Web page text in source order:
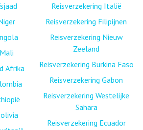
Afrika
Reisverzekering Italië
Reisverzekering Filipijnen
Reisverzekering Nieuw
Zeeland
Reisverzekering Burkina Faso
Reisverzekering Gabon
Reisverzekering Westelijke
Sahara
Reisverzekering Ecuador